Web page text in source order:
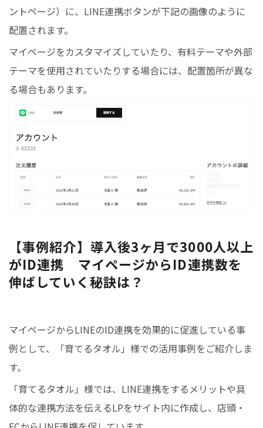
ントページ）に、LINE連携ボタンが下記の画像のように
配置されます。
マイページをカスタマイズしていたり、有料テーマや外部
テーマを使用されていたりする場合には、配置箇所が異な
る場合もあります。
【事例紹介】導入後3ヶ月で3000人以上
がID連携 マイページからID連携数を
伸ばしていく秘訣は？
マイページからLINEのID連携を効果的に促進している事
例として、「育てるタオル」様での活用事例をご紹介しま
す。
「育てるタオル」様では、LINE連携をするメリットや具
体的な連携方法を伝えるLPをサイト内に作成し、店頭・